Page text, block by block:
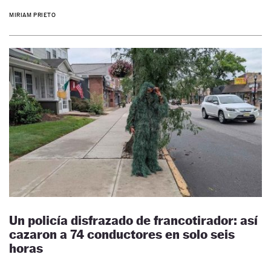
MIRIAM PRIETO
Un policía disfrazado de francotirador: así
cazaron a 74 conductores en solo seis
horas